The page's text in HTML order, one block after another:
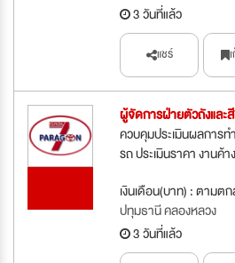
3 วันที่แล้ว
แชร์
ผู้จัดการฝ่ายตัวถังและ
ควบคุมประเมินผลการท
รถ ประเมินราคา งานค้
เงินเดือน(บาท) : ตามต
ปทุมธานี คลองหลวง
3 วันที่แล้ว